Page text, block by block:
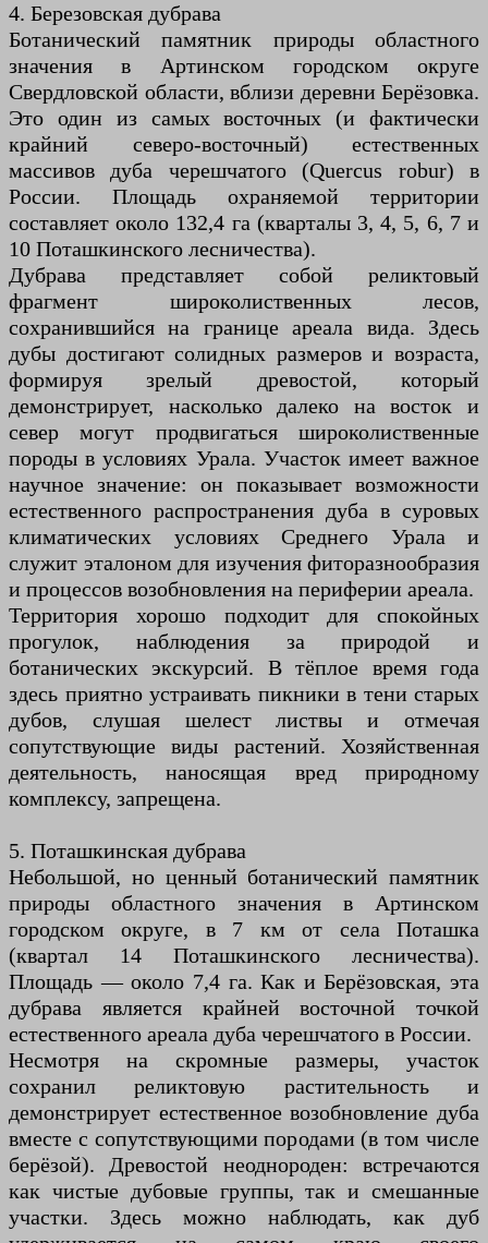
4. Березовская дубрава
Ботанический памятник природы областного
значения в Артинском городском округе
Свердловской области, вблизи деревни Берёзовка.
Это один из самых восточных (и фактически
крайний северо-восточный) естественных
массивов дуба черешчатого (Quercus robur) в
России. Площадь охраняемой территории
составляет около 132,4 га (кварталы 3, 4, 5, 6, 7 и
10 Поташкинского лесничества).
Дубрава представляет собой реликтовый
фрагмент широколиственных лесов,
сохранившийся на границе ареала вида. Здесь
дубы достигают солидных размеров и возраста,
формируя зрелый древостой, который
демонстрирует, насколько далеко на восток и
север могут продвигаться широколиственные
породы в условиях Урала. Участок имеет важное
научное значение: он показывает возможности
естественного распространения дуба в суровых
климатических условиях Среднего Урала и
служит эталоном для изучения фиторазнообразия
и процессов возобновления на периферии ареала.
Территория хорошо подходит для спокойных
прогулок, наблюдения за природой и
ботанических экскурсий. В тёплое время года
здесь приятно устраивать пикники в тени старых
дубов, слушая шелест листвы и отмечая
сопутствующие виды растений. Хозяйственная
деятельность, наносящая вред природному
комплексу, запрещена.
5. Поташкинская дубрава
Небольшой, но ценный ботанический памятник
природы областного значения в Артинском
городском округе, в 7 км от села Поташка
(квартал 14 Поташкинского лесничества).
Площадь — около 7,4 га. Как и Берёзовская, эта
дубрава является крайней восточной точкой
естественного ареала дуба черешчатого в России.
Несмотря на скромные размеры, участок
сохранил реликтовую растительность и
демонстрирует естественное возобновление дуба
вместе с сопутствующими породами (в том числе
берёзой). Древостой неоднороден: встречаются
как чистые дубовые группы, так и смешанные
участки. Здесь можно наблюдать, как дуб